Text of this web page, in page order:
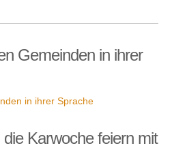
Gemeinden in ihrer
in ihrer Sprache
Karwoche feiern mit